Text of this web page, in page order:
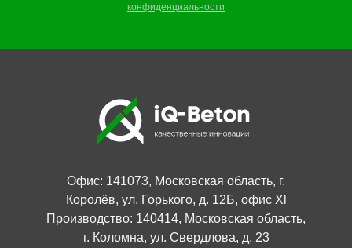
конфиденциальности
Офис: 141073, Московская область, г.
Королёв, ул. Горького, д. 12Б, офис Xl
Производство: 140414, Московская область,
г. Коломна, ул. Свердлова, д. 23